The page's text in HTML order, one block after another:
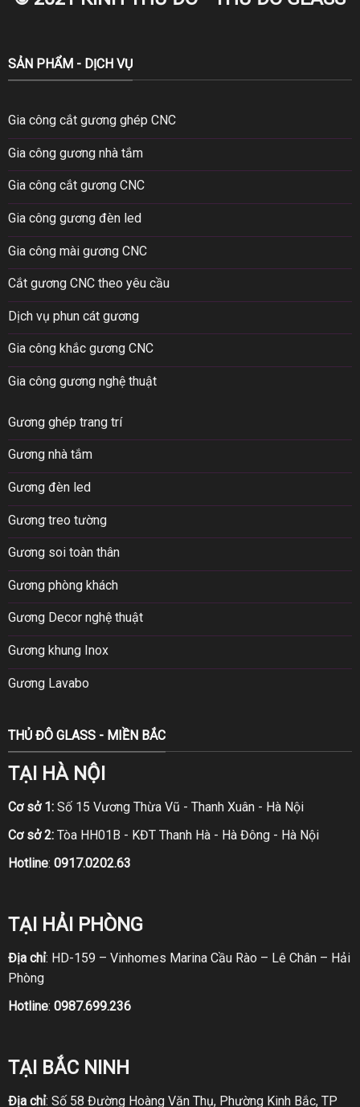
SẢN PHẨM - DỊCH VỤ
Gia công cắt gương ghép CNC
Gia công gương nhà tắm
Gia công cắt gương CNC
Gia công gương đèn led
Gia công mài gương CNC
Cắt gương CNC theo yêu cầu
Dịch vụ phun cát gương
Gia công khắc gương CNC
Gia công gương nghệ thuật
Gương ghép trang trí
Gương nhà tắm
Gương đèn led
Gương treo tường
Gương soi toàn thân
Gương phòng khách
Gương Decor nghệ thuật
Gương khung Inox
Gương Lavabo
THỦ ĐÔ GLASS - MIỀN BẮC
TẠI HÀ NỘI
Cơ sở 1:Số 15 Vương Thừa Vũ - Thanh Xuân - Hà Nội
Cơ sở 2:Tòa HH01B - KĐT Thanh Hà - Hà Đông - Hà Nội
Hotline: 0917.0202.63
TẠI HẢI PHÒNG
Địa chỉ: HD-159 – Vinhomes Marina Cầu Rào – Lê Chân – Hải
Phòng
Hotline: 0987.699.236
TẠI BẮC NINH
Địa chỉ: Số 58 Đường Hoàng Văn Thụ, Phường Kinh Bắc, TP